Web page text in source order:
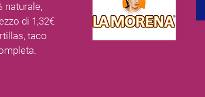
naturale,
di 1,32€
taco